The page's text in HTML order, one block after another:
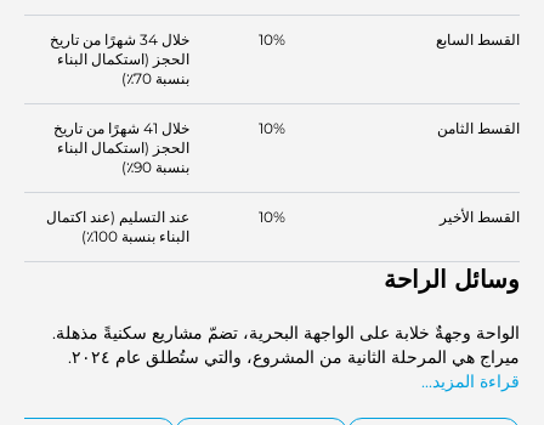
القسط السابع 10%
خلال 34 شهرًا من تاريخ
الحجز (استكمال البناء
بنسبة 70٪)
القسط الثامن 10%
خلال 41 شهرًا من تاريخ
الحجز (استكمال البناء
بنسبة 90٪)
القسط الأخير 10%
عند التسليم (عند اكتمال
البناء بنسبة 100٪)
وسائل الراحة
الواحة وجهةٌ خلابة على الواجهة البحرية، تضمّ مشاريع سكنيةً مذهلة.
ميراج هي المرحلة الثانية من المشروع، والتي ستُطلق عام ٢٠٢٤.
قراءة المزيد...